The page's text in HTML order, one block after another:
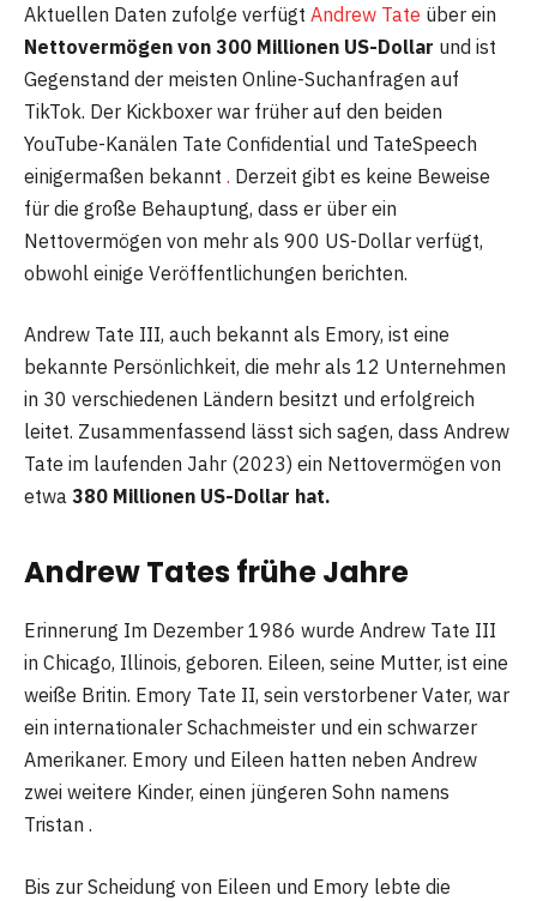
Aktuellen Daten zufolge verfügt Andrew Tate über ein
Nettovermögen von 300 Millionen US-Dollar und ist
Gegenstand der meisten Online-Suchanfragen auf
TikTok. Der Kickboxer war früher auf den beiden
YouTube-Kanälen Tate Confidential und TateSpeech
einigermaßen bekannt . Derzeit gibt es keine Beweise
für die große Behauptung, dass er über ein
Nettovermögen von mehr als 900 US-Dollar verfügt,
obwohl einige Veröffentlichungen berichten.
Andrew Tate III, auch bekannt als Emory, ist eine
bekannte Persönlichkeit, die mehr als 12 Unternehmen
in 30 verschiedenen Ländern besitzt und erfolgreich
leitet. Zusammenfassend lässt sich sagen, dass Andrew
Tate im laufenden Jahr (2023) ein Nettovermögen von
etwa 380 Millionen US-Dollar hat.
Andrew Tates frühe Jahre
Erinnerung Im Dezember 1986 wurde Andrew Tate III
in Chicago, Illinois, geboren. Eileen, seine Mutter, ist eine
weiße Britin. Emory Tate II, sein verstorbener Vater, war
ein internationaler Schachmeister und ein schwarzer
Amerikaner. Emory und Eileen hatten neben Andrew
zwei weitere Kinder, einen jüngeren Sohn namens
Tristan .
Bis zur Scheidung von Eileen und Emory lebte die